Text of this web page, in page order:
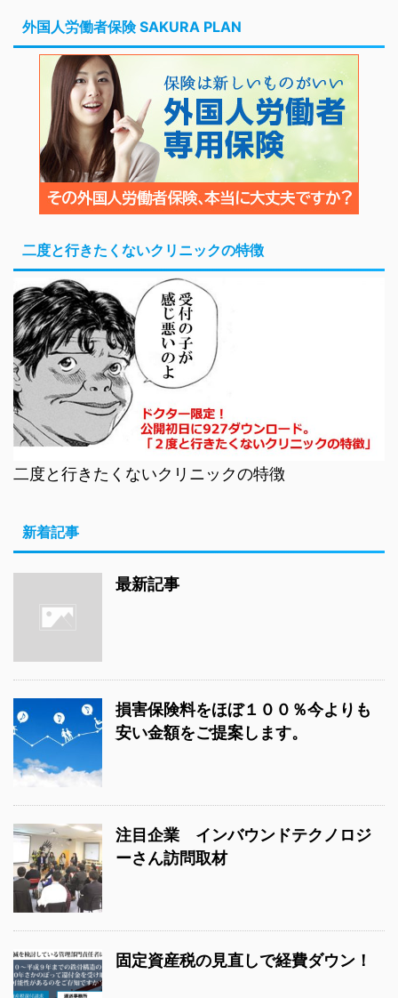
外国人労働者保険 SAKURA PLAN
二度と行きたくないクリニックの特徴
二度と行きたくないクリニックの特徴
新着記事
最新記事
損害保険料をほぼ１００％今よりも
安い金額をご提案します。
注目企業 インバウンドテクノロジ
ーさん訪問取材
固定資産税の見直しで経費ダウン！